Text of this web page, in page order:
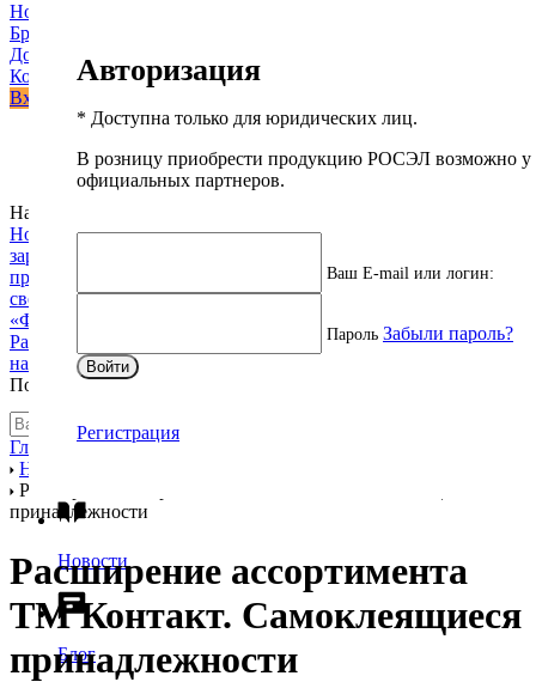
Новости
Бренды
Доставка и оплата
Контакты
Вход
Корзина
Акции
Новости
Блог
Наши новости
Новинка в каталоге ФОТОН: удлинитель-куб с быстрой
зарядкой и гарантией 5 лет
профессионалов
Четыре налобных фонаря с уникальной
световой архитектурой Расширение ассортимента ТМ
«ФОТОН» в рамках товарного направления «Фонари»
Расширение ассортимента ТМ «КОНТАКТ» в рамках
направления «Клеящие ленты и принадлежности»
Подписаться на новости
Главная
Новости
Расширение ассортимента ТМ Контакт. Самоклеящиеся
принадлежности
Расширение ассортимента
ТМ Контакт. Самоклеящиеся
принадлежности
Авторизация
* Доступна только для юридических лиц.
В розницу приобрести продукцию РОСЭЛ возможно у
официальных партнеров.
Ваш E-mail или логин:
Пароль Забыли пароль?
Войти
Регистрация